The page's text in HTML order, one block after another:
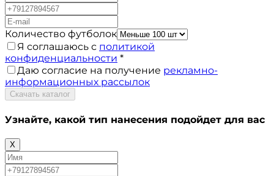
Количество футболок
Я соглашаюсь с политикой
конфиденциальности *
Даю согласие на получение рекламно-
информационных рассылок
Скачать каталог
Узнайте, какой тип нанесения подойдет для вас
X